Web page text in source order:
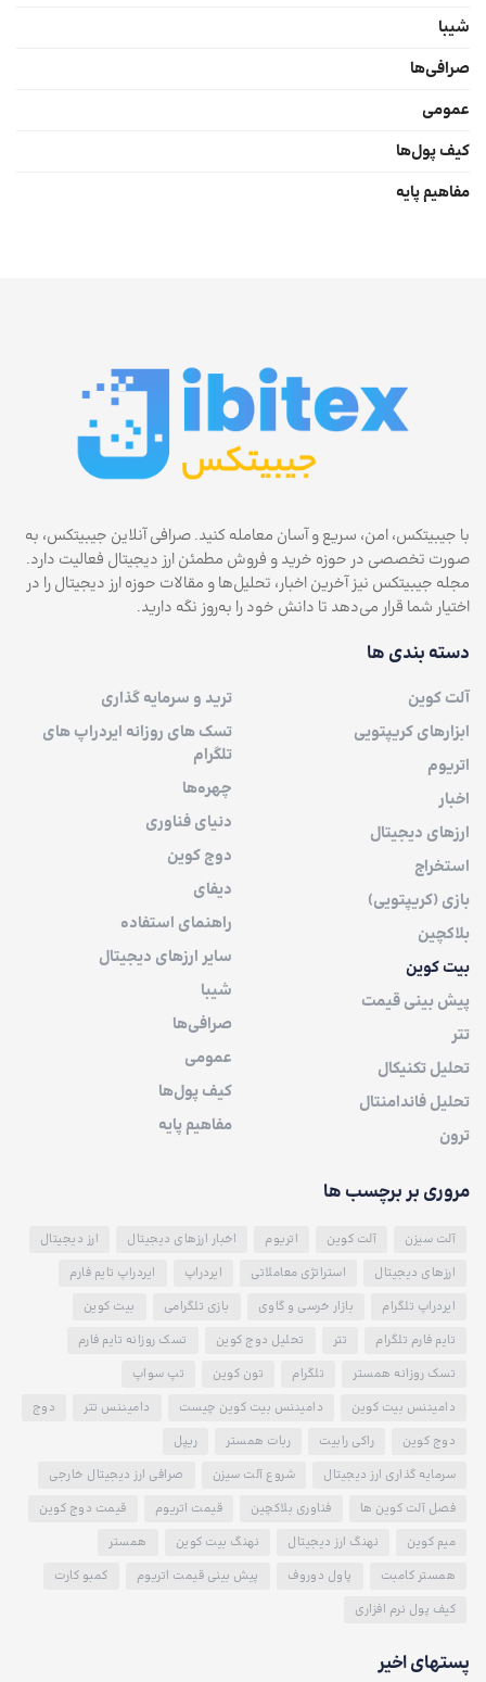
شیبا
صرافی‌ها
عمومی
کیف پول‌ها
مفاهیم پایه
با جیبیتکس، امن، سریع و آسان معامله کنید. صرافی آنلاین جیبیتکس، به
صورت تخصصی در حوزه خرید و فروش مطمئن ارز دیجیتال فعالیت دارد.
مجله جیبیتکس نیز آخرین اخبار، تحلیل‌ها و مقالات حوزه ارز دیجیتال را در
اختیار شما قرار می‌دهد تا دانش خود را به‌روز نگه دارید.
دسته بندی ها
آلت کوین
ابزارهای کریپتویی
اتریوم
اخبار
ارزهای دیجیتال
استخراج
بازی (کریپتویی)
بلاکچین
بیت کوین
پیش بینی قیمت
تتر
تحلیل تکنیکال
تحلیل فاندامنتال
ترون
ترید و سرمایه گذاری
تسک های روزانه ایردراپ های
تلگرام
چهره‌ها
دنیای فناوری
دوج کوین
دیفای
راهنمای استفاده
سایر ارزهای دیجیتال
شیبا
صرافی‌ها
عمومی
کیف پول‌ها
مفاهیم پایه
مروری بر برچسب ها
آلت سیزن آلت کوین اتریوم اخبار ارزهای دیجیتال
ارز دیجیتال
ارزهای دیجیتال
استراتژی معاملاتی ایردراپ
ایردراپ تایم فارم
ایردراپ تلگرام
بازار خرسی و گاوی بازی تلگرامی
بیت کوین
تایم فارم تلگرام
تتر تحلیل دوج کوین
تسک روزانه تایم فارم
تسک روزانه همستر
تلگرام تون کوین
تپ سواپ
دامیننس بیت کوین
دامیننس بیت کوین چیست دامیننس تتر
دوج
دوج کوین
راکی رابیت ربات همستر
ریپل
سرمایه گذاری ارز دیجیتال
شروع آلت سیزن
صرافی ارز دیجیتال خارجی
فصل آلت کوین ها
فناوری بلاکچین قیمت اتریوم
قیمت دوج کوین
میم کوین
نهنگ ارز دیجیتال نهنگ بیت کوین
همستر
همستر کامبت
پاول دوروف پیش بینی قیمت اتریوم
کمبو کارت
کیف پول نرم افزاری
پستهای اخیر